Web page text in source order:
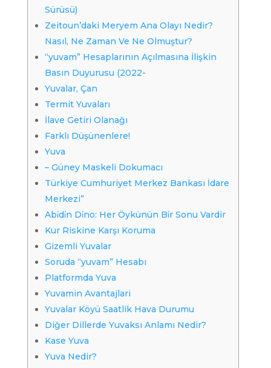
Sürüsü)
Zeitoun’daki Meryem Ana Olayı Nedir?
Nasıl, Ne Zaman Ve Ne Olmuştur?
“yuvam” Hesaplarının Açılmasına İlişkin
Basın Duyurusu (2022-
Yuvalar, Çan
Termit Yuvaları
İlave Getiri Olanağı
Farklı Düşünenlere!
Yuva
– Güney Maskeli Dokumacı
Türkiye Cumhuriyet Merkez Bankası İdare
Merkezi”
Abi̇di̇n Di̇no: Her Öykünün Bi̇r Sonu Vardir
Kur Riskine Karşı Koruma
Gizemli Yuvalar
Soruda “yuvam” Hesabı
Platformda Yuva
Yuvamin Avantajlari
Yuvalar Köyü Saatlik Hava Durumu
Diğer Dillerde Yuvaksı Anlamı Nedir?
Kase Yuva
Yuva Nedir?